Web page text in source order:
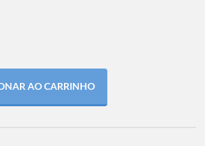
AO CARRINHO